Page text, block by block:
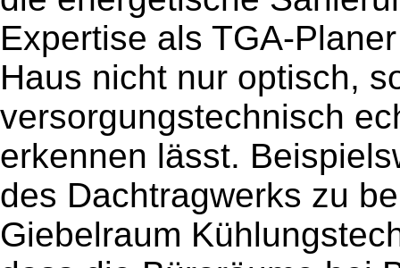
Expertise als TGA-
Haus nicht nur optisch,
versorgungstechnisch
erkennen lässt.
des Dachtragwerks zu
Giebelraum